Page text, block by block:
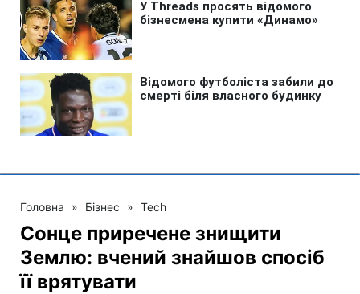
Головна » Бізнес » Tech
Сонце приречене знищити
Землю: вчений знайшов спосіб
її врятувати